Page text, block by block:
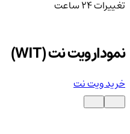
تغییرات ۲۴ ساعت
نمودار ویت نت (WIT)
خرید ویت نت